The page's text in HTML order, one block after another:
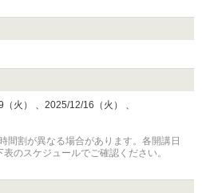
火） 、2025/12/16（火）
、
間割が異なる場合があります。各開講日
のスケジュールでご確認ください。